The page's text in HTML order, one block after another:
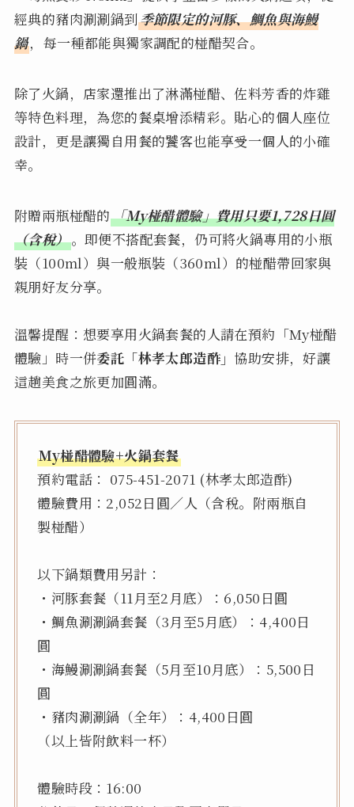
經典的豬肉涮涮鍋到季節限定的河豚、鯛魚與海鰻
鍋，每一種都能與獨家調配的椪醋契合。
除了火鍋，店家還推出了淋滿椪醋、佐料芳香的炸雞
等特色料理，為您的餐桌增添精彩。貼心的個人座位
設計，更是讓獨自用餐的饕客也能享受一個人的小確
幸。
附贈兩瓶椪醋的「My椪醋體驗」費用只要1,728日圓
（含稅）。即便不搭配套餐，仍可將火鍋專用的小瓶
裝（100ml）與一般瓶裝（360ml）的椪醋帶回家與
親朋好友分享。
溫馨提醒：想要享用火鍋套餐的人請在預約「My椪醋
體驗」時一併委託「林孝太郎造酢」 協助安排，好讓
這趟美食之旅更加圓滿。
My椪醋體驗+火鍋套餐
預約電話： 075-451-2071 (林孝太郎造酢)
體驗費用：2,052日圓／人（含稅。附兩瓶自
製椪醋）
以下鍋類費用另計：
・河豚套餐（11月至2月底）：6,050日圓
・鯛魚涮涮鍋套餐（3月至5月底）：4,400日
圓
・海鰻涮涮鍋套餐（5月至10月底）：5,500日
圓
・豬肉涮涮鍋（全年）：4,400日圓
（以上皆附飲料一杯）
體驗時段：16:00